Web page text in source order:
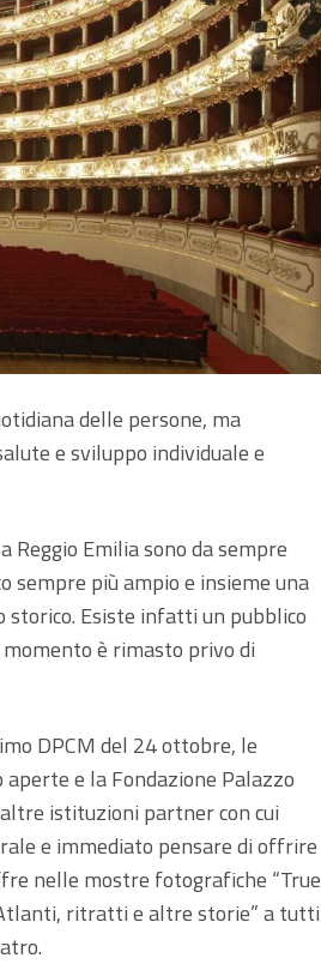
delle persone, ma
e sviluppo individuale e
Reggio Emilia sono da sempre
sempre più ampio e insieme una
Esiste infatti un pubblico
è rimasto privo di
DPCM del 24 ottobre, le
e la Fondazione Palazzo
istituzioni partner con cui
e immediato pensare di offrire
nelle mostre fotografiche “True
ritratti e altre storie” a tutti